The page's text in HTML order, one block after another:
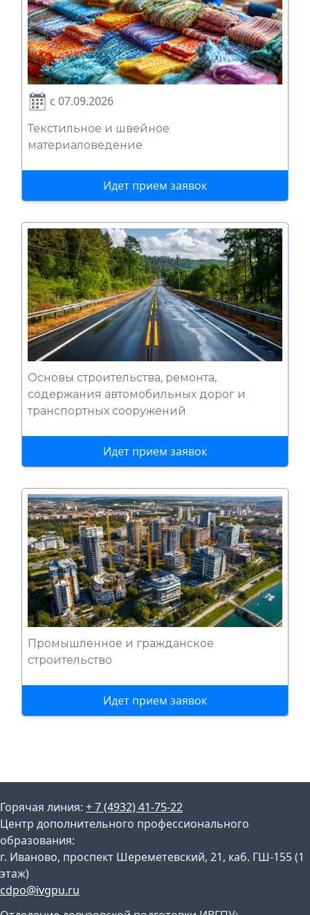
с 07.09.2026
Текстильное и швейное
материаловедение
Идет прием заявок
Основы строительства, ремонта,
содержания автомобильных дорог и
транспортных сооружений
Идет прием заявок
Промышленное и гражданское
строительство
Идет прием заявок
Горячая линия: + 7 (4932) 41-75-22
Центр дополнительного профессионального
образования:
г. Иваново, проспект Шереметевский, 21, каб. ГШ-155 (1
этаж)
cdpo@ivgpu.ru